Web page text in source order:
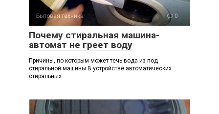
Бытовая техника 0
Почему стиральная машина-
автомат не греет воду
Причины, по которым может течь вода из под
стиральной машины В устройстве автоматических
стиральных